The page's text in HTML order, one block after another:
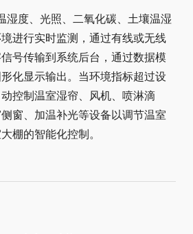
度、光照、二氧化碳、土壤温湿
进行实时监测，通过有线或无线
号传输到系统后台，通过数据模
化显示输出。当环境指标超过设
控制温室湿帘、风机、喷淋滴
窗、加温补光等设备以调节温室
棚的智能化控制。